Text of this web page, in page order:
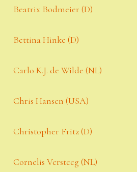
Beatrix Bodmeier (D)
Bettina Hinke (D)
Carlo K.J. de Wilde (NL)
Chris Hansen (USA)
Christopher Fritz (D)
Cornelis Versteeg (NL)